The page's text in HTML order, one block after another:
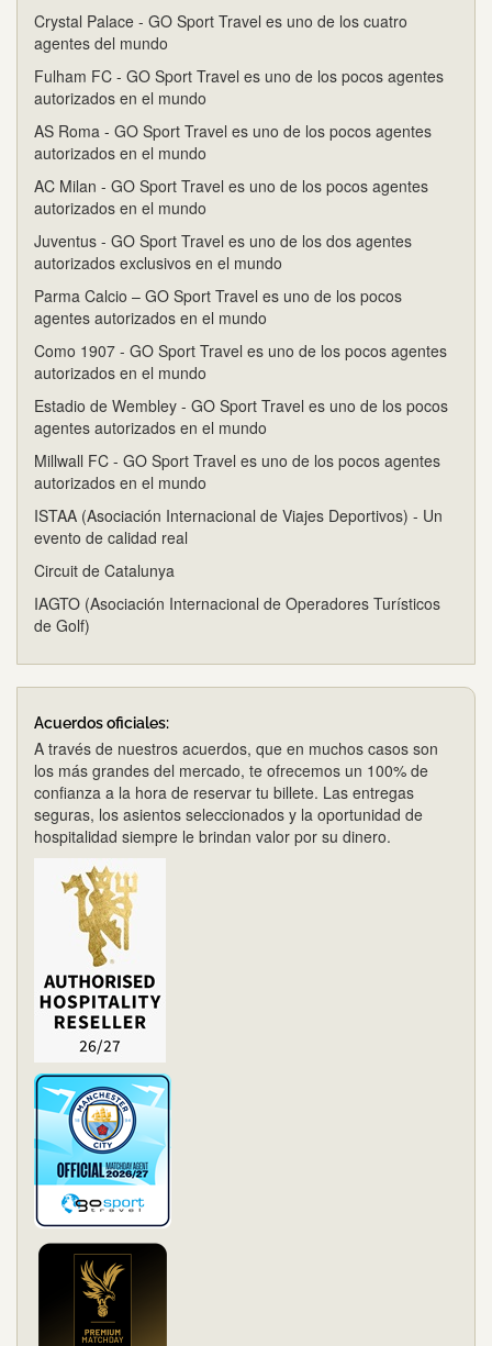
Crystal Palace - GO Sport Travel es uno de los cuatro
agentes del mundo
Fulham FC - GO Sport Travel es uno de los pocos agentes
autorizados en el mundo
AS Roma - GO Sport Travel es uno de los pocos agentes
autorizados en el mundo
AC Milan - GO Sport Travel es uno de los pocos agentes
autorizados en el mundo
Juventus - GO Sport Travel es uno de los dos agentes
autorizados exclusivos en el mundo
Parma Calcio – GO Sport Travel es uno de los pocos
agentes autorizados en el mundo
Como 1907 - GO Sport Travel es uno de los pocos agentes
autorizados en el mundo
Estadio de Wembley - GO Sport Travel es uno de los pocos
agentes autorizados en el mundo
Millwall FC - GO Sport Travel es uno de los pocos agentes
autorizados en el mundo
ISTAA (Asociación Internacional de Viajes Deportivos) - Un
evento de calidad real
Circuit de Catalunya
IAGTO (Asociación Internacional de Operadores Turísticos
de Golf)
Acuerdos oficiales:
A través de nuestros acuerdos, que en muchos casos son
los más grandes del mercado, te ofrecemos un 100% de
confianza a la hora de reservar tu billete. Las entregas
seguras, los asientos seleccionados y la oportunidad de
hospitalidad siempre le brindan valor por su dinero.